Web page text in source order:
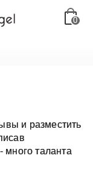
0
и разместить
таланта